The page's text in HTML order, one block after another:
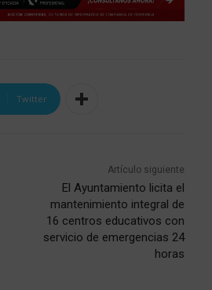
Twitter
Artículo siguiente
El Ayuntamiento licita el
mantenimiento integral de
16 centros educativos con
servicio de emergencias 24
horas